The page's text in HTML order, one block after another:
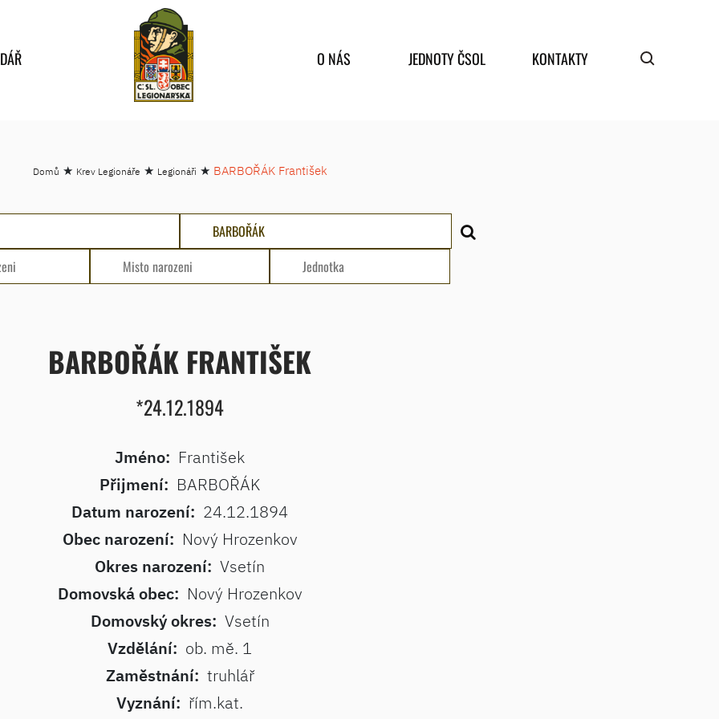
O NÁS JEDNOTY ČSOL KONTAKTY
Domů ★ Krev Legionáře ★ Legionáři ★ BARBOŘÁK František
BARBOŘÁK FRANTIŠEK
*24.12.1894
Jméno: František
Přijmení: BARBOŘÁK
Datum narození: 24.12.1894
Obec narození: Nový Hrozenkov
Okres narození: Vsetín
Domovská obec: Nový Hrozenkov
Domovský okres: Vsetín
Vzdělání: ob. mě. 1
Zaměstnání: truhlář
Vyznání: řím.kat.